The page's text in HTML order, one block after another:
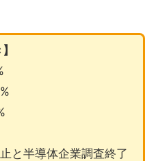
と半導体企業調査終了